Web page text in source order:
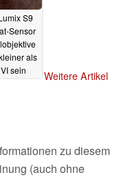
S9
Sensor
als
sein
Weitere Artikel
zu diesem
(auch ohne